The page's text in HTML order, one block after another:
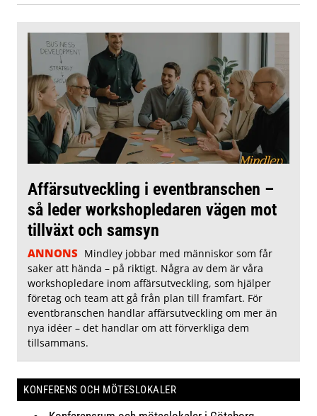
Affärsutveckling i eventbranschen –
så leder workshopledaren vägen mot
tillväxt och samsyn
ANNONS Mindley jobbar med människor som får
saker att hända – på riktigt. Några av dem är våra
workshopledare inom affärsutveckling, som hjälper
företag och team att gå från plan till framfart. För
eventbranschen handlar affärsutveckling om mer än
nya idéer – det handlar om att förverkliga dem
tillsammans.
KONFERENS OCH MÖTESLOKALER